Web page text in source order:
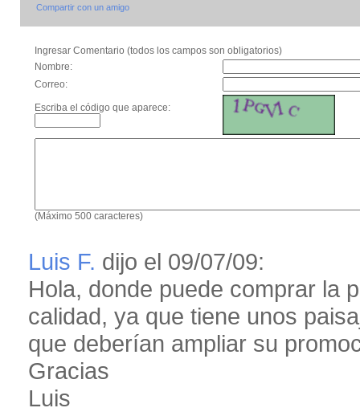
Compartir con un amigo
Ingresar Comentario (todos los campos son obligatorios)
Nombre:
Correo:
Escriba el código que aparece:
(Máximo 500 caracteres)
Luis F. dijo el 09/07/09:
Hola, donde puede comprar la
calidad, ya que tiene unos
que deberían ampliar su
Gracias
Luis